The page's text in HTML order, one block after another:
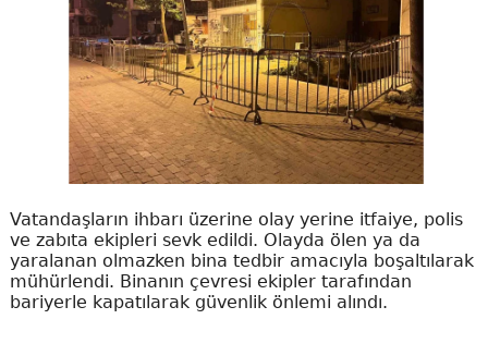
Vatandaşların ihbarı üzerine olay yerine itfaiye, polis
ve zabıta ekipleri sevk edildi. Olayda ölen ya da
yaralanan olmazken bina tedbir amacıyla boşaltılarak
mühürlendi. Binanın çevresi ekipler tarafından
bariyerle kapatılarak güvenlik önlemi alındı.